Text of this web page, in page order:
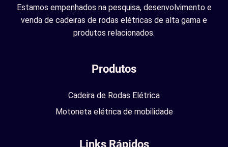
Estamos empenhados na pesquisa, desenvolvimento e
venda de cadeiras de rodas elétricas de alta gama e
produtos relacionados.
Produtos
Cadeira de Rodas Elétrica
Motoneta elétrica de mobilidade
Links Rápidos